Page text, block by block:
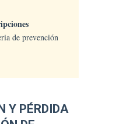
de prevención
Y PÉRDIDA